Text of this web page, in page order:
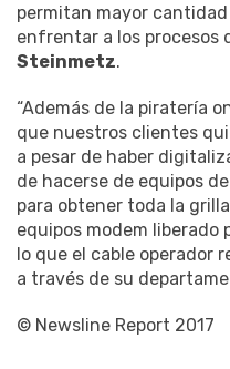
permitan mayor
enfrentar a los procesos
Steinmetz.
“Además de la piratería
que nuestros clientes
a pesar de haber
de hacerse de equipos
para obtener toda la
equipos modem liberado
lo que el cable operador
a través de su
© Newsline Report 2017